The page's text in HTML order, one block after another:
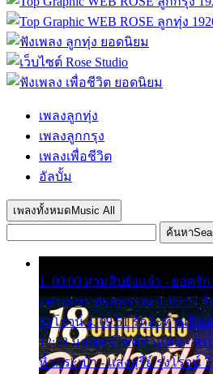
เพลงลูกทุ่ง
เพลงลูกกรุง
เพลงเพื่อชีวิต
อัลบั้ม
เพลงทั้งหมด Music All
ค้นหา
1. 00:00 สามสิบยังแจ๋ว - ยอดรั
- ศรเพชร ศรสุพรรณ 3. 05:57
รุ่งโรจน์ 4. 09:51 รักสะท้านดิน
12:23 มอเตอร์ไซค์ทำหล่น - ศร
หิ้วกระเป๋า - แสงสุรีย์ รุ่งโรจน์